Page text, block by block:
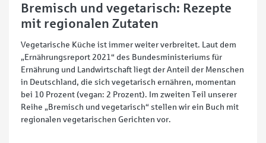
Bremisch und vegetarisch: Rezepte
mit regionalen Zutaten
Vegetarische Küche ist immer weiter verbreitet. Laut dem
„Ernährungsreport 2021“ des Bundesministeriums für
Ernährung und Landwirtschaft liegt der Anteil der Menschen
in Deutschland, die sich vegetarisch ernähren, momentan
bei 10 Prozent (vegan: 2 Prozent). Im zweiten Teil unserer
Reihe „Bremisch und vegetarisch“ stellen wir ein Buch mit
regionalen vegetarischen Gerichten vor.